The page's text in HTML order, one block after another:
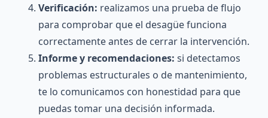
Verificación: realizamos una prueba de flujo
para comprobar que el desagüe funciona
correctamente antes de cerrar la intervención.
Informe y recomendaciones: si detectamos
problemas estructurales o de mantenimiento,
te lo comunicamos con honestidad para que
puedas tomar una decisión informada.